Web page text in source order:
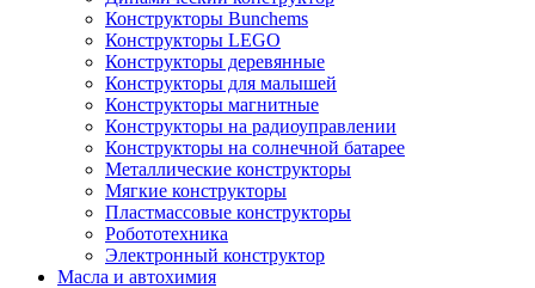
Конструкторы Bunchems
Конструкторы LEGO
Конструкторы деревянные
Конструкторы для малышей
Конструкторы магнитные
Конструкторы на радиоуправлении
Конструкторы на солнечной батарее
Металлические конструкторы
Мягкие конструкторы
Пластмассовые конструкторы
Робототехника
Электронный конструктор
Масла и автохимия